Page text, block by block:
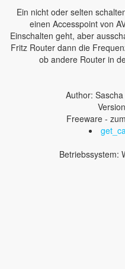
Ein nicht oder selten
einen Accesspoint von
Einschalten geht, aber
Fritz Router dann die
ob andere Router in
Author:
Freeware -
Betriebssystem: